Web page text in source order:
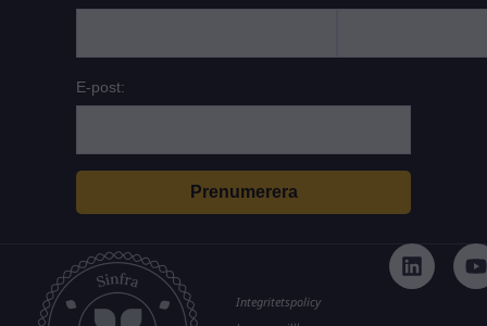
E-post:
i
n
o
u
Integritetspolicy